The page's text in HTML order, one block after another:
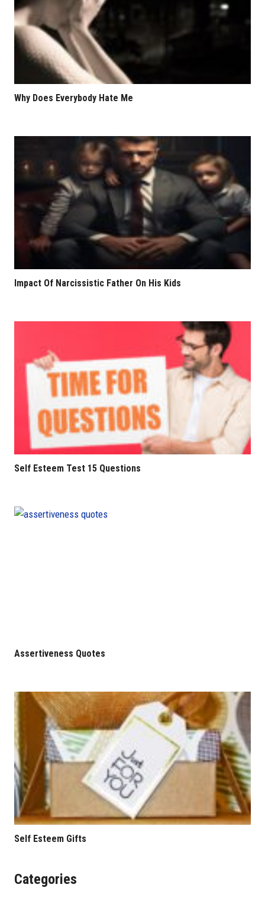
Why Does Everybody Hate Me
Impact Of Narcissistic Father On His Kids
Self Esteem Test 15 Questions
Assertiveness Quotes
Self Esteem Gifts
Categories